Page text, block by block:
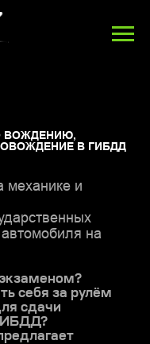
ВОЖДЕНИЮ,
В ГИБДД
механике и
на
себя за рулём
сдачи